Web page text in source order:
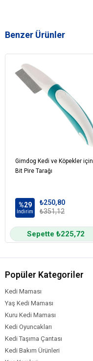
Benzer Ürünler
Gimdog Kedi ve Köpekler için
Bit Pire Tarağı
%29
İndirim
₺250,80
₺351,12
Sepette ₺225,72
Popüler Kategoriler
Kedi Maması
Yaş Kedi Maması
Kuru Kedi Maması
Kedi Oyuncakları
Kedi Taşıma Çantası
Kedi Bakım Ürünleri